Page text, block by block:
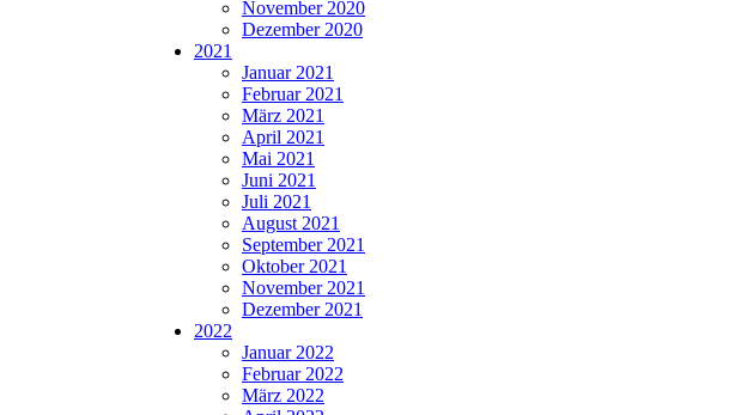
November 2020
Dezember 2020
2021
Januar 2021
Februar 2021
März 2021
April 2021
Mai 2021
Juni 2021
Juli 2021
August 2021
September 2021
Oktober 2021
November 2021
Dezember 2021
2022
Januar 2022
Februar 2022
März 2022